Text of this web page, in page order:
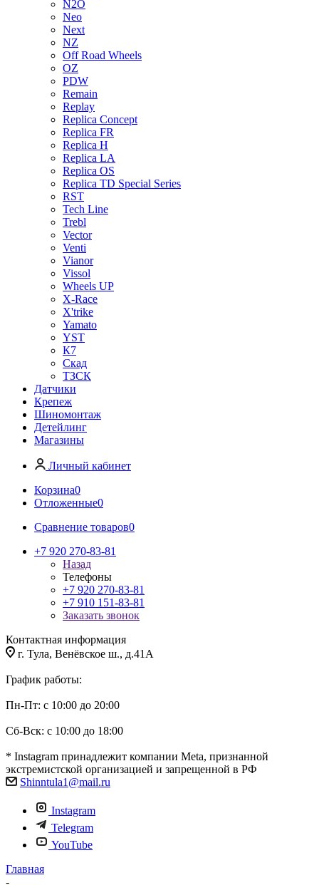
N2O
Neo
Next
NZ
Off Road Wheels
OZ
PDW
Remain
Replay
Replica Concept
Replica FR
Replica H
Replica LA
Replica OS
Replica TD Special Series
RST
Tech Line
Trebl
Vector
Venti
Vianor
Vissol
Wheels UP
X-Race
X'trike
Yamato
YST
К7
Скад
ТЗСК
Датчики
Крепеж
Шиномонтаж
Детейлинг
Магазины
Личный кабинет
Корзина0
Отложенные0
Сравнение товаров0
+7 920 270-83-81
Назад
Телефоны
+7 920 270-83-81
+7 910 151-83-81
Заказать звонок
Контактная информация
г. Тула, Венёвское ш., д.41А
График работы:
Пн-Пт: с 10:00 до 20:00
Сб-Вск: с 10:00 до 18:00
* Instagram принадлежит компании Meta, признанной
экстремистской организацией и запрещенной в РФ
Shinntula1@mail.ru
Instagram
Telegram
YouTube
Главная
-